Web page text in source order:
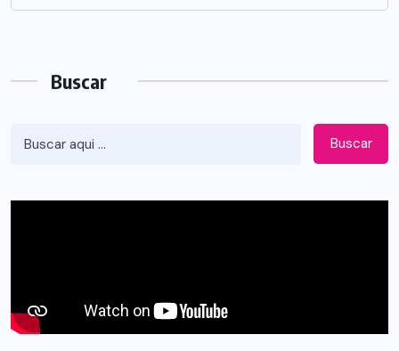
Buscar
Buscar